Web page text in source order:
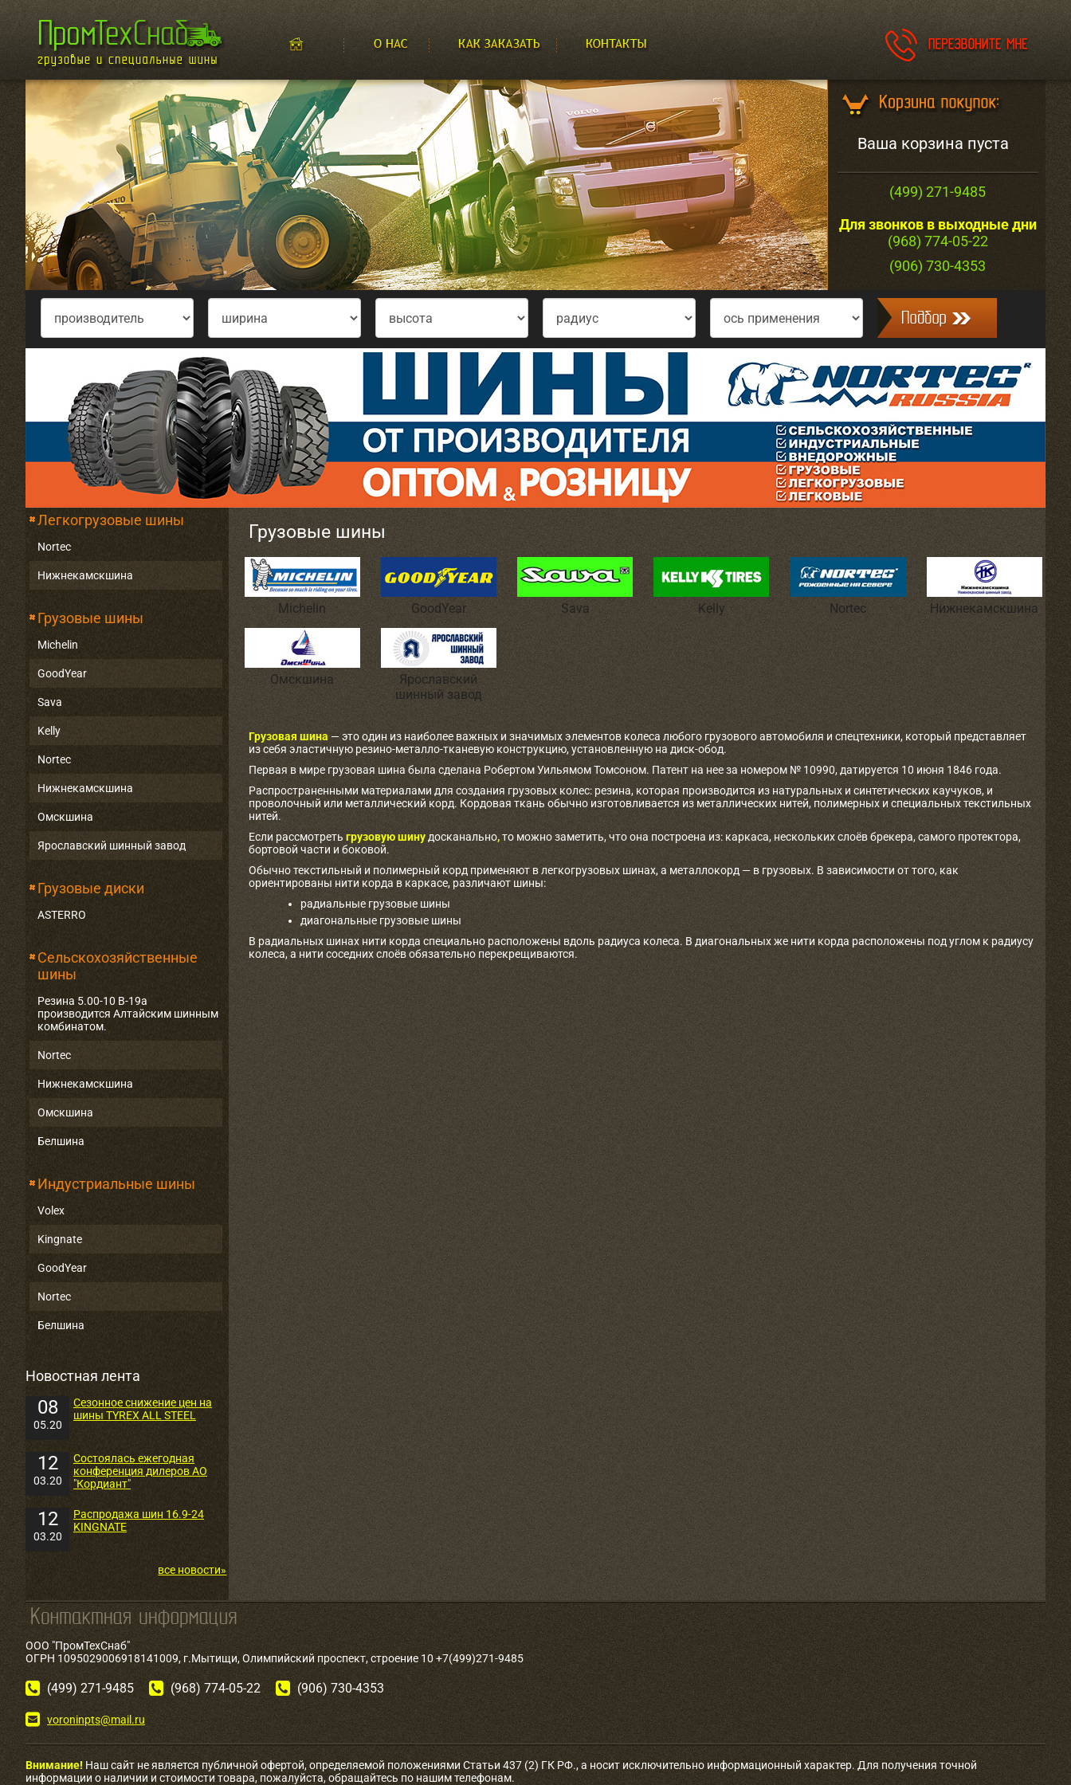
Ваша корзина пуста
(499) 271-9485
Для звонков в выходные дни
(968) 774-05-22
(906) 730-4353
Легкогрузовые шины
Nortec
Нижнекамскшина
Грузовые шины
Michelin
GoodYear
Sava
Kelly
Nortec
Нижнекамскшина
Омскшина
Ярославский шинный завод
Грузовые диски
ASTERRO
Сельскохозяйственные
шины
Резина 5.00-10 В-19а
производится Алтайским шинным
комбинатом.
Nortec
Нижнекамскшина
Омскшина
Белшина
Индустриальные шины
Volex
Kingnate
GoodYear
Nortec
Белшина
Новостная лента
08
05.20
Сезонное снижение цен на
шины TYREX ALL STEEL
12
03.20
Состоялась ежегодная
конференция дилеров АО
"Кордиант"
12
03.20
Распродажа шин 16.9-24
KINGNATE
все новости»
Грузовые шины
Michelin GoodYear Sava Kelly Nortec Нижнекамскшина
Омскшина
Ярославский
шинный завод
Грузовая шина — это один из наиболее важных и значимых элементов колеса любого грузового автомобиля и спецтехники, который представляет
из себя эластичную резино-металло-тканевую конструкцию, установленную на диск-обод.
Первая в мире грузовая шина была сделана Робертом Уильямом Томсоном. Патент на нее за номером № 10990, датируется 10 июня 1846 года.
Распространенными материалами для создания грузовых колес: резина, которая производится из натуральных и синтетических каучуков, и
проволочный или металлический корд. Кордовая ткань обычно изготовливается из металлических нитей, полимерных и специальных текстильных
нитей.
Если рассмотреть грузовую шину досканально,то можно заметить, что она построена из: каркаса, нескольких слоёв брекера, самого протектора,
бортовой части и боковой.
Обычно текстильный и полимерный корд применяют в легкогрузовых шинах, а металлокорд — в грузовых. В зависимости от того, как
ориентированы нити корда в каркасе, различают шины:
радиальные грузовые шины
диагональные грузовые шины
В радиальных шинах нити корда специально расположены вдоль радиуса колеса. В диагональных же нити корда расположены под углом к радиусу
колеса, а нити соседних слоёв обязательно перекрещиваются.
ООО "ПромТехСнаб"
ОГРН 1095029006918141009, г.Мытищи, Олимпийский проспект, строение 10 +7(499)271-9485
(499) 271-9485 (968) 774-05-22 (906) 730-4353
voroninpts@mail.ru
Внимание! Наш сайт не является публичной офертой, определяемой положениями Статьи 437 (2) ГК РФ., а носит исключительно информационный характер. Для получения точной
информации о наличии и стоимости товара, пожалуйста, обращайтесь по нашим телефонам.